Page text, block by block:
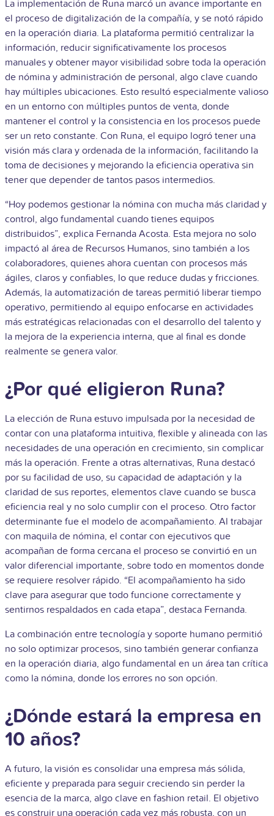
La implementación de Runa marcó un avance importante en
el proceso de digitalización de la compañía, y se notó rápido
en la operación diaria. La plataforma permitió centralizar la
información, reducir significativamente los procesos
manuales y obtener mayor visibilidad sobre toda la operación
de nómina y administración de personal, algo clave cuando
hay múltiples ubicaciones. Esto resultó especialmente valioso
en un entorno con múltiples puntos de venta, donde
mantener el control y la consistencia en los procesos puede
ser un reto constante. Con Runa, el equipo logró tener una
visión más clara y ordenada de la información, facilitando la
toma de decisiones y mejorando la eficiencia operativa sin
tener que depender de tantos pasos intermedios.
“Hoy podemos gestionar la nómina con mucha más claridad y
control, algo fundamental cuando tienes equipos
distribuidos”, explica Fernanda Acosta. Esta mejora no solo
impactó al área de Recursos Humanos, sino también a los
colaboradores, quienes ahora cuentan con procesos más
ágiles, claros y confiables, lo que reduce dudas y fricciones.
Además, la automatización de tareas permitió liberar tiempo
operativo, permitiendo al equipo enfocarse en actividades
más estratégicas relacionadas con el desarrollo del talento y
la mejora de la experiencia interna, que al final es donde
realmente se genera valor.
¿Por qué eligieron Runa?
La elección de Runa estuvo impulsada por la necesidad de
contar con una plataforma intuitiva, flexible y alineada con las
necesidades de una operación en crecimiento, sin complicar
más la operación. Frente a otras alternativas, Runa destacó
por su facilidad de uso, su capacidad de adaptación y la
claridad de sus reportes, elementos clave cuando se busca
eficiencia real y no solo cumplir con el proceso. Otro factor
determinante fue el modelo de acompañamiento. Al trabajar
con maquila de nómina, el contar con ejecutivos que
acompañan de forma cercana el proceso se convirtió en un
valor diferencial importante, sobre todo en momentos donde
se requiere resolver rápido. “El acompañamiento ha sido
clave para asegurar que todo funcione correctamente y
sentirnos respaldados en cada etapa”, destaca Fernanda.
La combinación entre tecnología y soporte humano permitió
no solo optimizar procesos, sino también generar confianza
en la operación diaria, algo fundamental en un área tan crítica
como la nómina, donde los errores no son opción.
¿Dónde estará la empresa en
10 años?
A futuro, la visión es consolidar una empresa más sólida,
eficiente y preparada para seguir creciendo sin perder la
esencia de la marca, algo clave en fashion retail. El objetivo
es construir una operación cada vez más robusta, con un